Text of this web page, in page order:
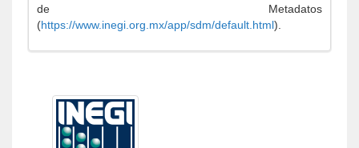
de Metadatos
(https://www.inegi.org.mx/app/sdm/default.html).